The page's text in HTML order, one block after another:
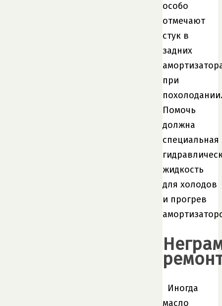
особо
отмечают
стук в
задних
при
Помочь
должна
специальная
жидкость
для холодов
и прогрев
Иногда
масло